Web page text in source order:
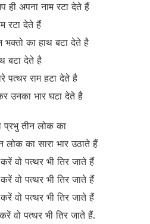
अपना नाम रटा देते हैं
रटा देते हैं
भक्तो का हाथ बटा देते है
बटा देते है
पत्थर राम हटा देते है
उनका भार घटा देते है
प्रभु तीन लोक का
लोक का सारा भार उठाते हैं
वो पत्थर भी तिर जाते हैं
वो पत्थर भी तिर जाते हैं
वो पत्थर भी तिर जाते हैं
वो पत्थर भी तिर जाते हैं.